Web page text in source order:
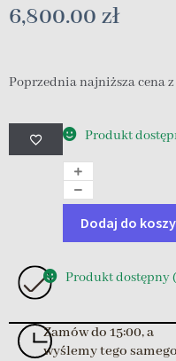
6,800.00 zł
Poprzednia najniższa cena
Produkt
Dodaj do
Produkt dostępny
Zamów do 15:00, a
wyślemy tego